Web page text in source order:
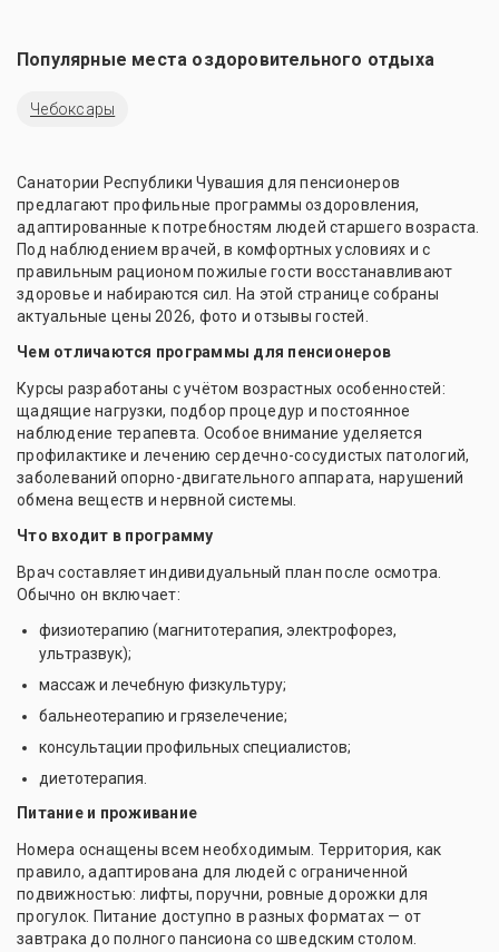
Популярные места оздоровительного отдыха
Чебоксары
Санатории Республики Чувашия для пенсионеров
предлагают профильные программы оздоровления,
адаптированные к потребностям людей старшего возраста.
Под наблюдением врачей, в комфортных условиях и с
правильным рационом пожилые гости восстанавливают
здоровье и набираются сил. На этой странице собраны
актуальные цены 2026, фото и отзывы гостей.
Чем отличаются программы для пенсионеров
Курсы разработаны с учётом возрастных особенностей:
щадящие нагрузки, подбор процедур и постоянное
наблюдение терапевта. Особое внимание уделяется
профилактике и лечению сердечно-сосудистых патологий,
заболеваний опорно-двигательного аппарата, нарушений
обмена веществ и нервной системы.
Что входит в программу
Врач составляет индивидуальный план после осмотра.
Обычно он включает:
физиотерапию (магнитотерапия, электрофорез,
ультразвук);
массаж и лечебную физкультуру;
бальнеотерапию и грязелечение;
консультации профильных специалистов;
диетотерапия.
Питание и проживание
Номера оснащены всем необходимым. Территория, как
правило, адаптирована для людей с ограниченной
подвижностью: лифты, поручни, ровные дорожки для
прогулок. Питание доступно в разных форматах — от
завтрака до полного пансиона со шведским столом.